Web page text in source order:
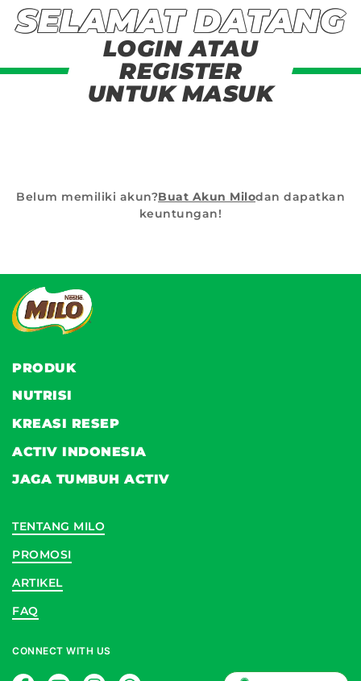
SELAMAT DATANG
LOGIN ATAU
REGISTER
UNTUK MASUK
Belum memiliki akun?Buat Akun Milodan dapatkan
keuntungan!
PRODUK
NUTRISI
KREASI RESEP
ACTIV INDONESIA
JAGA TUMBUH ACTIV
TENTANG MILO
PROMOSI
ARTIKEL
FAQ
CONNECT WITH US